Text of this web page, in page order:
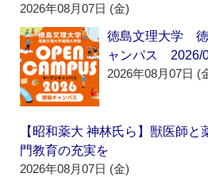
2026年08月07日 (金)
徳島文理大学
ャンパス 2026/
2026年08月07日 (
【昭和薬大 神林氏ら】獣医師と
門教育の充実を
2026年08月07日 (金)